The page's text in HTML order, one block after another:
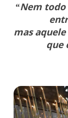
“Nem todo
mas
que